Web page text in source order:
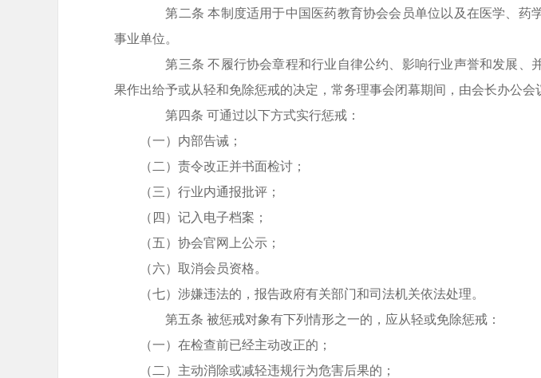
第二条 本制度适用于中国医药教育协会会员单位以及在医学、药
事业单位。
第三条 不履行协会章程和行业自律公约、影响行业声誉和发展、
果作出给予或从轻和免除惩戒的决定，常务理事会闭幕期间，由会长办公会
第四条 可通过以下方式实行惩戒：
（一）内部告诫；
（二）责令改正并书面检讨；
（三）行业内通报批评；
（四）记入电子档案；
（五）协会官网上公示；
（六）取消会员资格。
（七）涉嫌违法的，报告政府有关部门和司法机关依法处理。
第五条 被惩戒对象有下列情形之一的，应从轻或免除惩戒：
（一）在检查前已经主动改正的；
（二）主动消除或减轻违规行为危害后果的；